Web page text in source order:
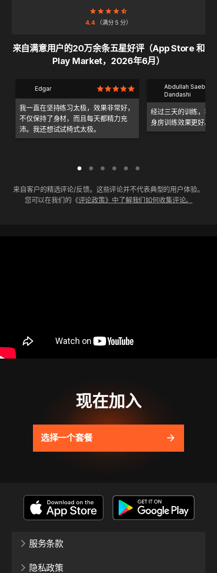
4.4 （满分 5 分）
来自满意用户的20万余条五星好评（App Store 和
Play Market，2026年6月）
Edgar
我一直在坚持练习太极，效果非常好，
不仅保持了身材，而且每天都精力充
沛。我还想试试椅式太极。
Abdullah Saeb Al
Dandashi
经过三天的训练，我
身房训练效果更好。
来自客户的精选评论/反馈。这些评论并不代表典型的用户体验。
您可以在我们的《评论政策》中了解我们如何收集评论。
现在加入
选择一个套餐
服务条款
隐私政策